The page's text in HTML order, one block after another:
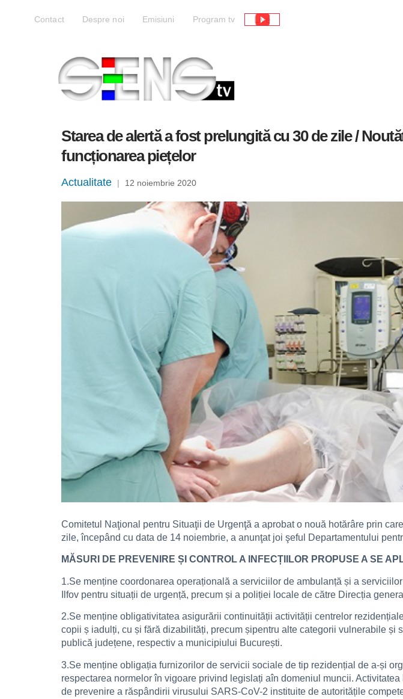
Contact Despre noi Emisiuni Program tv Live
Starea de alertă a fost prelungită cu 30 de zile /
funcționarea piețelor
Actualitate | 12 noiembrie 2020
Comitetul Naţional pentru Situaţii de Urgenţă a aprobat o nouă hotărâre prin
zile, începând cu data de 14 noiembrie, a anunţat joi şeful Departamentului
MĂSURI DE PREVENIRE ȘI CONTROL A INFECȚIILOR PROPUSE A SE
1.Se menține coordonarea operațională a serviciilor de ambulanță și a
Ilfov pentru situații de urgență, precum și a poliției locale de către Direcția
2.Se menține obligativitatea asigurării continuității activității centrelor
copii ș iadulți, cu și fără dizabilități, precum șipentru alte categorii vulnerabile
publică județene, respectiv a municipiului București.
3.Se menține obligația furnizorilor de servicii sociale de tip rezidențial de a-și
respectarea normelor în vigoare privind legislați aîn domeniul muncii.
de prevenire a răspândirii virusului SARS-CoV-2 instituite de autoritățile